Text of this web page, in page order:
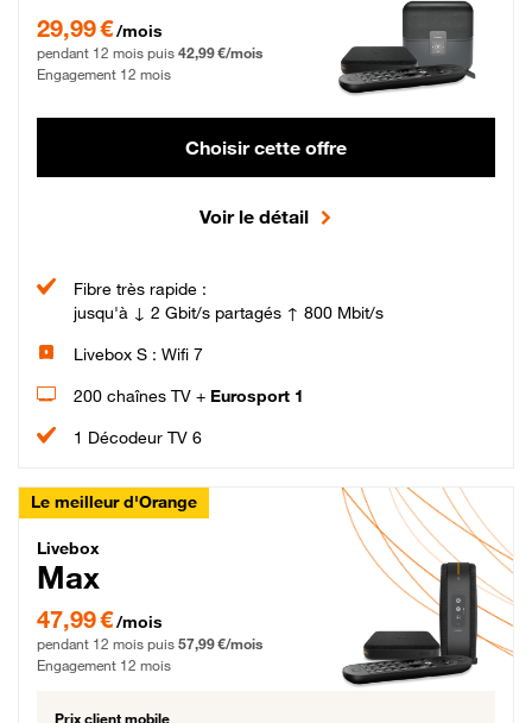
29,99 € par mois pendant 12 mois puis 42,99 € par mois, Engagement 12 mois
29,99 €/mois
pendant 12 mois puis 42,99 €/mois
Engagement 12 mois
Choisir cette offre
Voir le détail
Fibre très rapide :
jusqu'à ↓ 2 Gbit/s partagés ↑ 800 Mbit/s
Livebox S : Wifi 7
200 chaînes TV + Eurosport 1
1 Décodeur TV 6
Le meilleur d'Orange
Livebox Max Fibre
Livebox
Max
47,99 € par mois pendant 12 mois puis 57,99 € par mois, Engagement 12 mois
47,99 €/mois
pendant 12 mois puis 57,99 €/mois
Engagement 12 mois
Prix client mobile